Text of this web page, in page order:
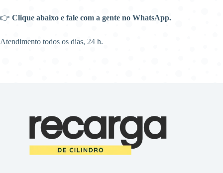
👉 Clique abaixo e fale com a gente no WhatsApp.
Atendimento todos os dias, 24 h.